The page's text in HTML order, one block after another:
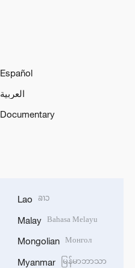
Español
العربية
Documentary
Lao ລາວ
Malay Bahasa Melayu
Mongolian Монгол
Myanmar မြန်မာဘာသာ